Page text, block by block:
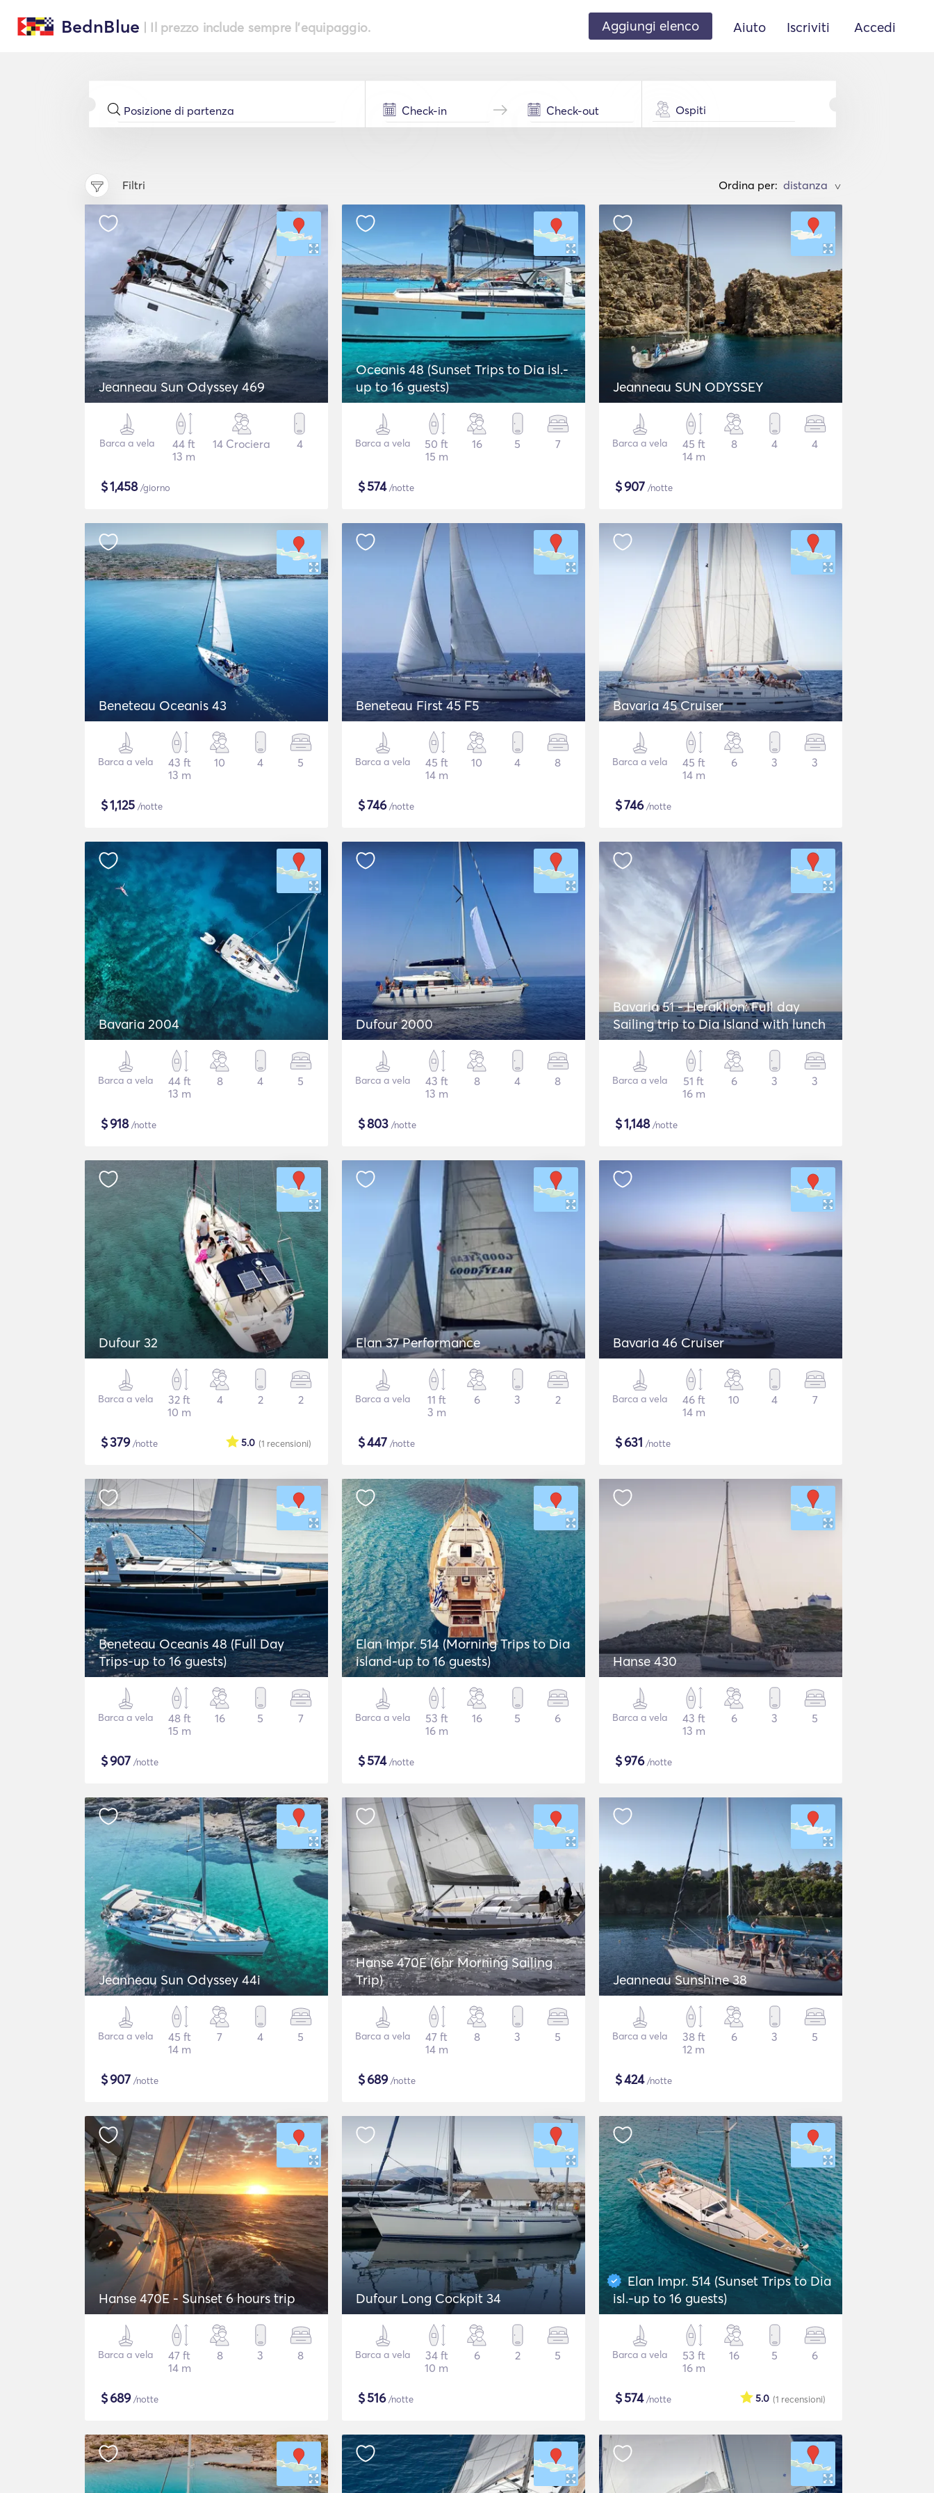
BednBlue | Il prezzo include sempre l'equipaggio. Aggiungi elenco Aiuto Iscriviti Accedi
Ospiti
Filtri Ordina per: >
Jeanneau Sun Odyssey 469
Barca a vela
44 ft
13 m
14 Crociera 4
$1,458/giorno
Oceanis 48 (Sunset Trips to Dia isl.-
up to 16 guests)
Barca a vela
50 ft
15 m
16 5 7
$574/notte
Jeanneau SUN ODYSSEY
Barca a vela
45 ft
14 m
8 4 4
$907 /notte
Beneteau Oceanis 43
Barca a vela
43 ft
13 m
10 4 5
$1,125 /notte
Beneteau First 45 F5
Barca a vela
45 ft
14 m
10 4 8
$746/notte
Bavaria 45 Cruiser
Barca a vela
45 ft
14 m
6 3 3
$746/notte
Bavaria 2004
Barca a vela
44 ft
13 m
8 4 5
$918/notte
Dufour 2000
Barca a vela
43 ft
13 m
8 4 8
$803 /notte
Bavaria 51 - Heraklion: Full day
Sailing trip to Dia Island with lunch
Barca a vela
51 ft
16 m
6 3 3
$1,148/notte
Dufour 32
Barca a vela
32 ft
10 m
4 2 2
$379/notte (1 recensioni)
5.0
Elan 37 Performance
Barca a vela
11 ft
3 m
6 3 2
$447 /notte
Bavaria 46 Cruiser
Barca a vela
46 ft
14 m
10 4 7
$631 /notte
Beneteau Oceanis 48 (Full Day
Trips-up to 16 guests)
Barca a vela
48 ft
15 m
16 5 7
$907 /notte
Elan Impr. 514 (Morning Trips to Dia
island-up to 16 guests)
Barca a vela
53 ft
16 m
16 5 6
$574/notte
Hanse 430
Barca a vela
43 ft
13 m
6 3 5
$976/notte
Jeanneau Sun Odyssey 44i
Barca a vela
45 ft
14 m
7 4 5
$907 /notte
Hanse 470E (6hr Morning Sailing
Trip)
Barca a vela
47 ft
14 m
8 3 5
$689/notte
Jeanneau Sunshine 38
Barca a vela
38 ft
12 m
6 3 5
$424/notte
Hanse 470E - Sunset 6 hours trip
Barca a vela
47 ft
14 m
8 3 8
$689/notte
Dufour Long Cockpit 34
Barca a vela
34 ft
10 m
6 2 5
$516/notte
Elan Impr. 514 (Sunset Trips to Dia
isl.-up to 16 guests)
Barca a vela
53 ft
16 m
16 5 6
$574/notte (1 recensioni)
5.0